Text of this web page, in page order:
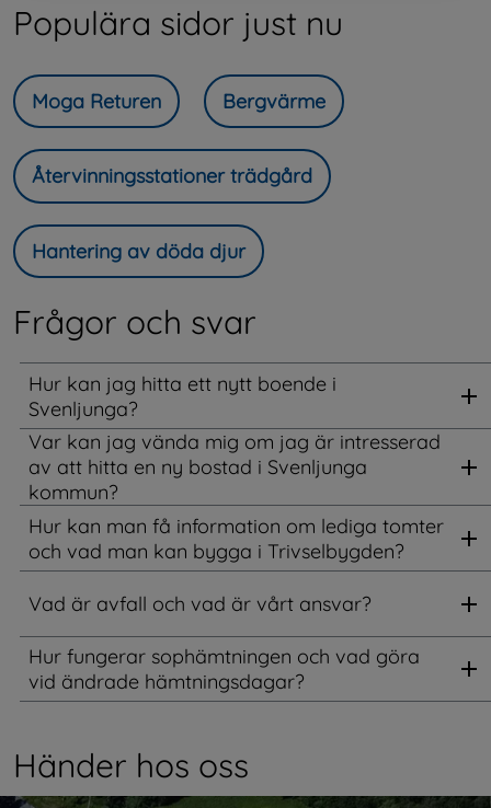
Populära sidor just nu
Moga Returen Bergvärme
Återvinningsstationer trädgård
Hantering av döda djur
Frågor och svar
Hur kan jag hitta ett nytt boende i
Svenljunga?
Var kan jag vända mig om jag är intresserad
av att hitta en ny bostad i Svenljunga
kommun?
Hur kan man få information om lediga tomter
och vad man kan bygga i Trivselbygden?
Vad är avfall och vad är vårt ansvar?
Hur fungerar sophämtningen och vad göra
vid ändrade hämtningsdagar?
Händer hos oss